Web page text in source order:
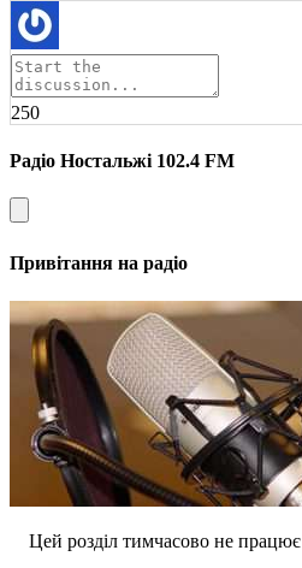
250
Радіо Ностальжі 102.4 FM
Привітання на радіо
Цей розділ тимчасово не працює